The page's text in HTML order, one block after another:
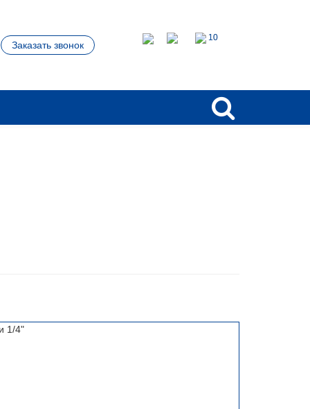
Заказать звонок
10